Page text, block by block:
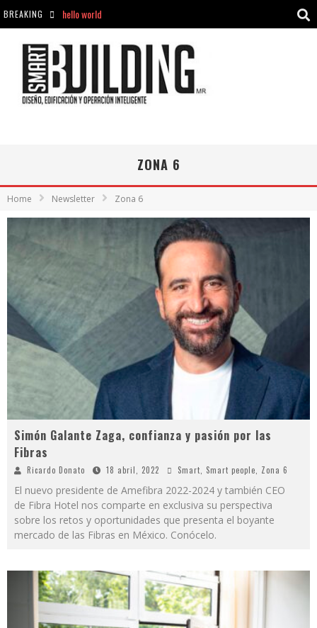
BREAKING hello world
hello world
ZONA 6
Home Newsletter Zona 6
Simón Galante Zaga, confianza y pasión por las
Fibras
Ricardo Donato 18 abril, 2022 Smart, Smart people, Zona 6
El nuevo presidente de Amefibra 2022-2024 y también CEO
de Fibra Hotel nos comparte en exclusiva su perspectiva
sobre los retos y oportunidades que presenta el boyante
mercado de las Fibras en México. Conócelo.